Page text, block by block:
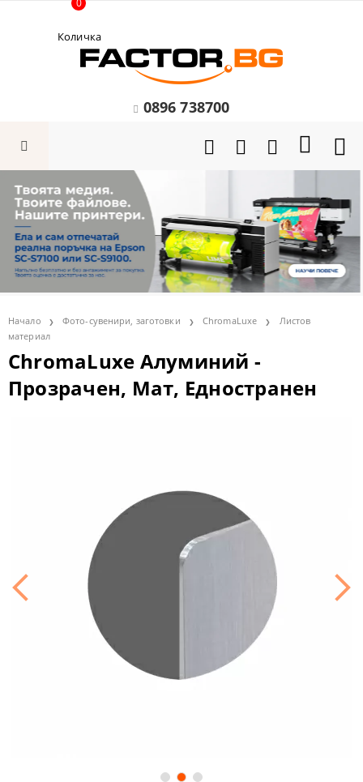
Количка
0
0896 738700
Начало Фото-сувенири, заготовки ChromaLuxe
Листов
материал
ChromaLuxe Алуминий -
Прозрачен, Мат, Едностранен